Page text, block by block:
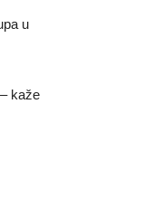
u
kaže